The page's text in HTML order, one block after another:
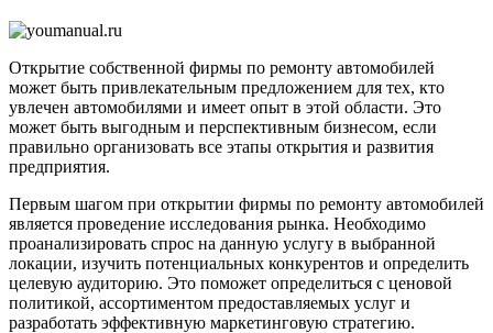
Открытие собственной фирмы по ремонту автомобилей
может быть привлекательным предложением для тех, кто
увлечен автомобилями и имеет опыт в этой области. Это
может быть выгодным и перспективным бизнесом, если
правильно организовать все этапы открытия и развития
предприятия.
Первым шагом при открытии фирмы по ремонту автомобилей
является проведение исследования рынка. Необходимо
проанализировать спрос на данную услугу в выбранной
локации, изучить потенциальных конкурентов и определить
целевую аудиторию. Это поможет определиться с ценовой
политикой, ассортиментом предоставляемых услуг и
разработать эффективную маркетинговую стратегию.